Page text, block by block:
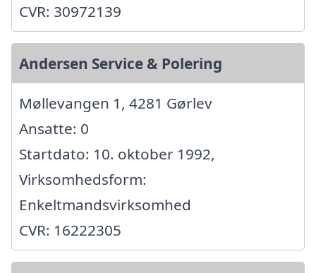
CVR: 30972139
Andersen Service & Polering
Møllevangen 1, 4281 Gørlev
Ansatte: 0
Startdato: 10. oktober 1992,
Virksomhedsform:
Enkeltmandsvirksomhed
CVR: 16222305